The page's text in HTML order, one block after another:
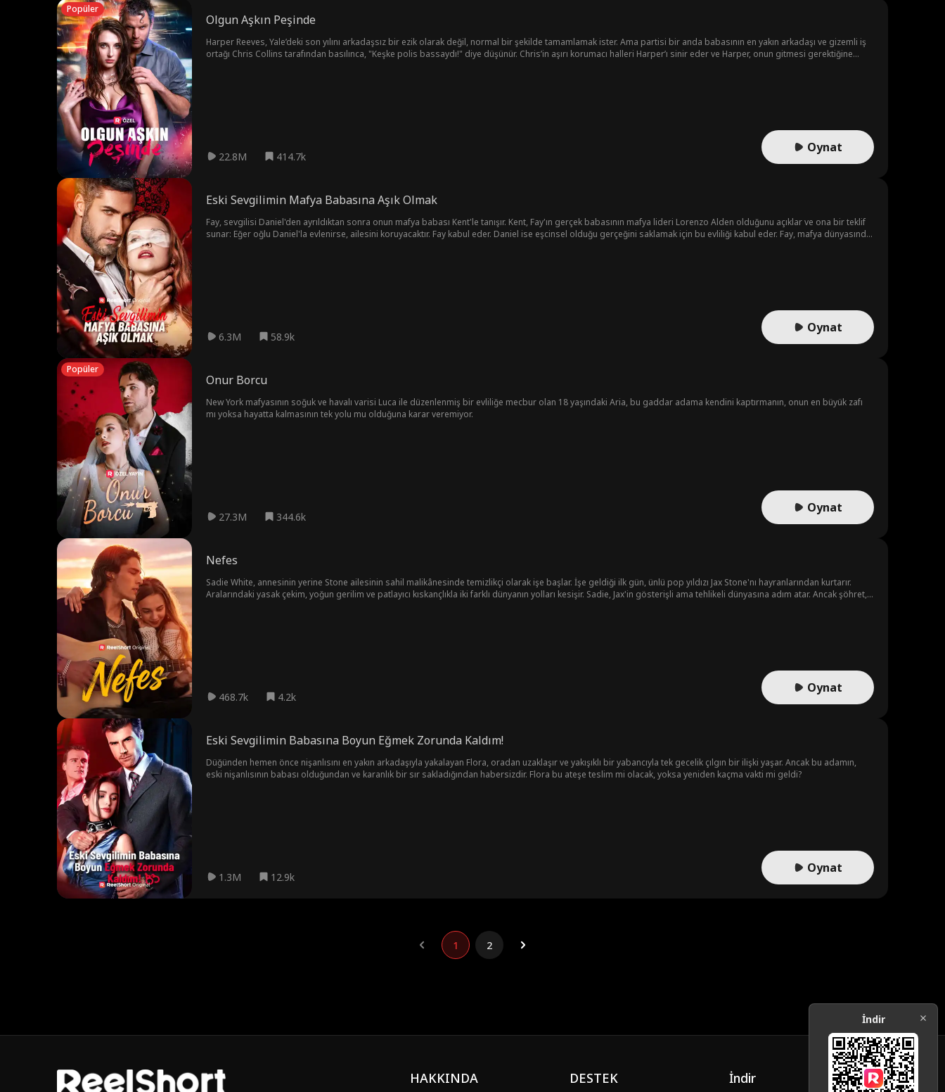
Popüler
Olgun Aşkın Peşinde
Harper Reeves, Yale’deki son yılını arkadaşsız bir ezik olarak değil, normal bir şekilde tamamlamak ister. Ama partisi bir anda babasının en yakın arkadaşı ve gizemli iş
ortağı Chris Collins tarafından basılınca, "Keşke polis bassaydı!" diye düşünür. Chris’in aşırı korumacı halleri Harper’ı sinir eder ve Harper, onun gitmesi gerektiğine
22.8M 414.7k
Oynat
Eski Sevgilimin Mafya Babasına Aşık Olmak
Fay, sevgilisi Daniel'den ayrıldıktan sonra onun mafya babası Kent'le tanışır. Kent, Fay'ın gerçek babasının mafya lideri Lorenzo Alden olduğunu açıklar ve ona bir teklif
sunar: Eğer oğlu Daniel'la evlenirse, ailesini koruyacaktır. Fay kabul eder. Daniel ise eşcinsel olduğu gerçeğini saklamak için bu evliliği kabul eder. Fay, mafya dünyasında
6.3M 58.9k
Oynat
Popüler
Onur Borcu
New York mafyasının soğuk ve havalı varisi Luca ile düzenlenmiş bir evliliğe mecbur olan 18 yaşındaki Aria, bu gaddar adama kendini kaptırmanın, onun en büyük zafı
mı yoksa hayatta kalmasının tek yolu mu olduğuna karar veremiyor.
27.3M 344.6k
Oynat
Nefes
Sadie White, annesinin yerine Stone ailesinin sahil malikânesinde temizlikçi olarak işe başlar. İşe geldiği ilk gün, ünlü pop yıldızı Jax Stone'nı hayranlarından kurtarır.
Aralarındaki yasak çekim, yoğun gerilim ve patlayıcı kıskançlıkla iki farklı dünyanın yolları kesişir. Sadie, Jax'in gösterişli ama tehlikeli dünyasına adım atar. Ancak şöhret,
468.7k 4.2k
Oynat
Eski Sevgilimin Babasına Boyun Eğmek Zorunda Kaldım!
Düğünden hemen önce nişanlısını en yakın arkadaşıyla yakalayan Flora, oradan uzaklaşır ve yakışıklı bir yabancıyla tek gecelik çılgın bir ilişki yaşar. Ancak bu adamın,
eski nişanlısının babası olduğundan ve karanlık bir sır sakladığından habersizdir. Flora bu ateşe teslim mi olacak, yoksa yeniden kaçma vakti mi geldi?
1.3M 12.9k
Oynat
1 2
HAKKINDA DESTEK İndir
İndir